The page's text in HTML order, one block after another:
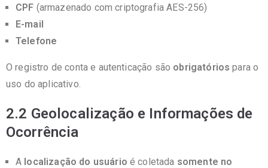
CPF (armazenado com criptografia AES-256)
E-mail
Telefone
O registro de conta e autenticação são obrigatórios para o
uso do aplicativo.
2.2 Geolocalização e Informações de
Ocorrência
A localização do usuário é coletada somente no